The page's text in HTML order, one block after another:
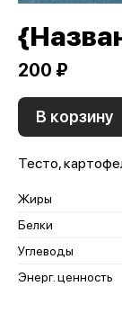
200 ₽
В корзину
Тесто,
Жиры
Белки
Углеводы
Энерг. ценность